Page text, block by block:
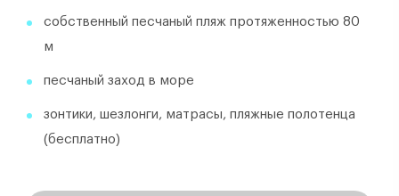
собственный песчаный пляж протяженностью 80
м
песчаный заход в море
зонтики, шезлонги, матрасы, пляжные полотенца
(бесплатно)